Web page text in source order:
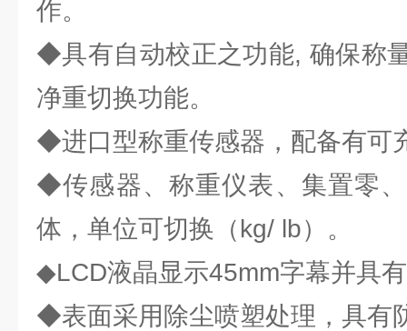
作。
◆具有自动校正之功能, 确保称
净重切换功能。
◆进口型称重传感器，配备有可
◆传感器、称重仪表、集置零
体，单位可切换（kg/ lb）。
◆LCD液晶显示45mm字幕并具
◆表面采用除尘喷塑处理，具有